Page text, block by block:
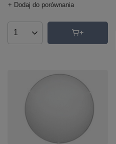
+ Dodaj do porównania
Ilość produktów